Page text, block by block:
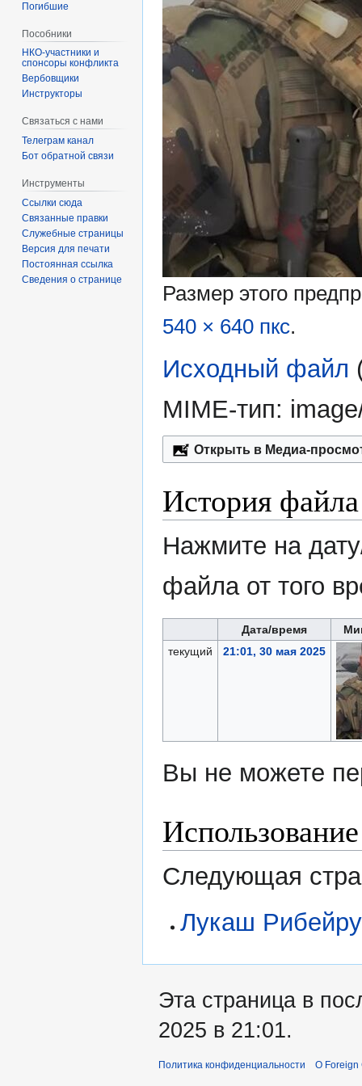
Размер этого
540 × 640 пкс.
Исходный файл
MIME-тип:
Открыть в Медиа-
История файла
Нажмите на
файла от того
Дата/время
текущий
21:01, 30 мая 2025
Вы не можете
Следующая
Лукаш Рибейру
Погибшие
Пособники
спонсоры конфликта
‏‎Вербовщики
Инструкторы
Связаться с нами
Телеграм канал
Бот обратной связи
Инструменты
Ссылки сюда
Связанные правки
Служебные страницы
Версия для печати
Постоянная ссылка
Сведения о странице
Эта страница в
2025 в 21:01.
Политика конфиденциальности О Foreign